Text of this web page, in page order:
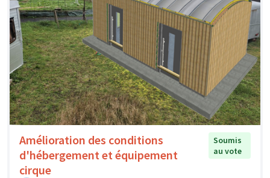
Amélioration des conditions
d'hébergement et équipement
cirque
Soumis
au vote